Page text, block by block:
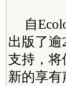
自
出版了逾
支持，将
新的享有